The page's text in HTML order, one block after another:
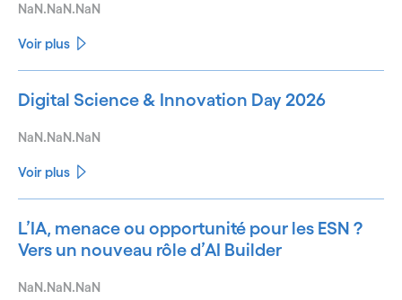
NaN.NaN.NaN
Voir plus
Digital Science & Innovation Day 2026
NaN.NaN.NaN
Voir plus
L’IA, menace ou opportunité pour les ESN ?
Vers un nouveau rôle d’AI Builder
NaN.NaN.NaN